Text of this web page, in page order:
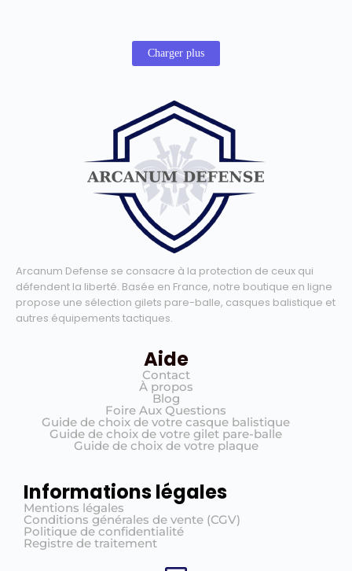
Charger plus
Arcanum Defense se consacre à la protection de ceux qui
défendent la liberté. Basée en France, notre boutique en ligne
propose une sélection gilets pare-balle, casques balistique et
autres équipements tactiques.
Aide
Contact
À propos
Blog
Foire Aux Questions
Guide de choix de votre casque balistique
Guide de choix de votre gilet pare-balle
Guide de choix de votre plaque
Informations légales
Mentions légales
Conditions générales de vente (CGV)
Politique de confidentialité
Registre de traitement